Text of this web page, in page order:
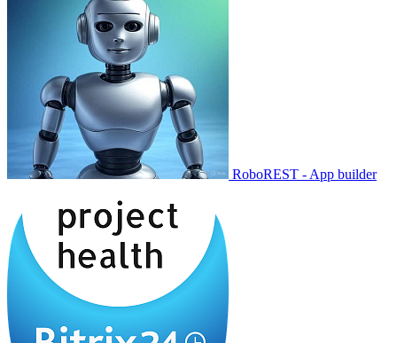
RoboREST - App builder